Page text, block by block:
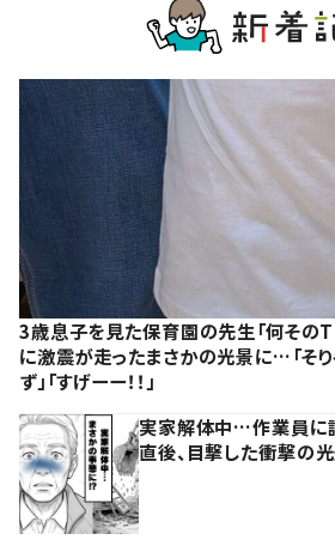
3歳息子を見た保育園の先生「何そのT
に激震が走ったまさかの光景に…「そ
ず」「すげーー！！」
実家解体中…作業員に
直後、目撃した衝撃の光